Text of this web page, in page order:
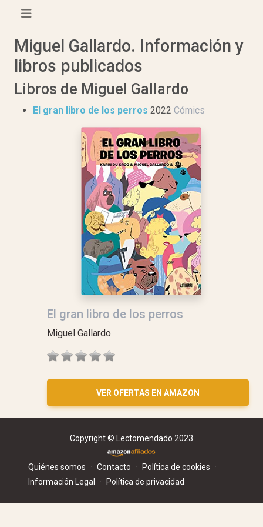
Miguel Gallardo. Información y
libros publicados
Libros de Miguel Gallardo
El gran libro de los perros 2022 Cómics
El gran libro de los perros
Miguel Gallardo
VER OFERTAS EN AMAZON
Copyright © Lectomendado 2023
Quiénes somos · Contacto · Política de cookies ·
Información Legal · Política de privacidad